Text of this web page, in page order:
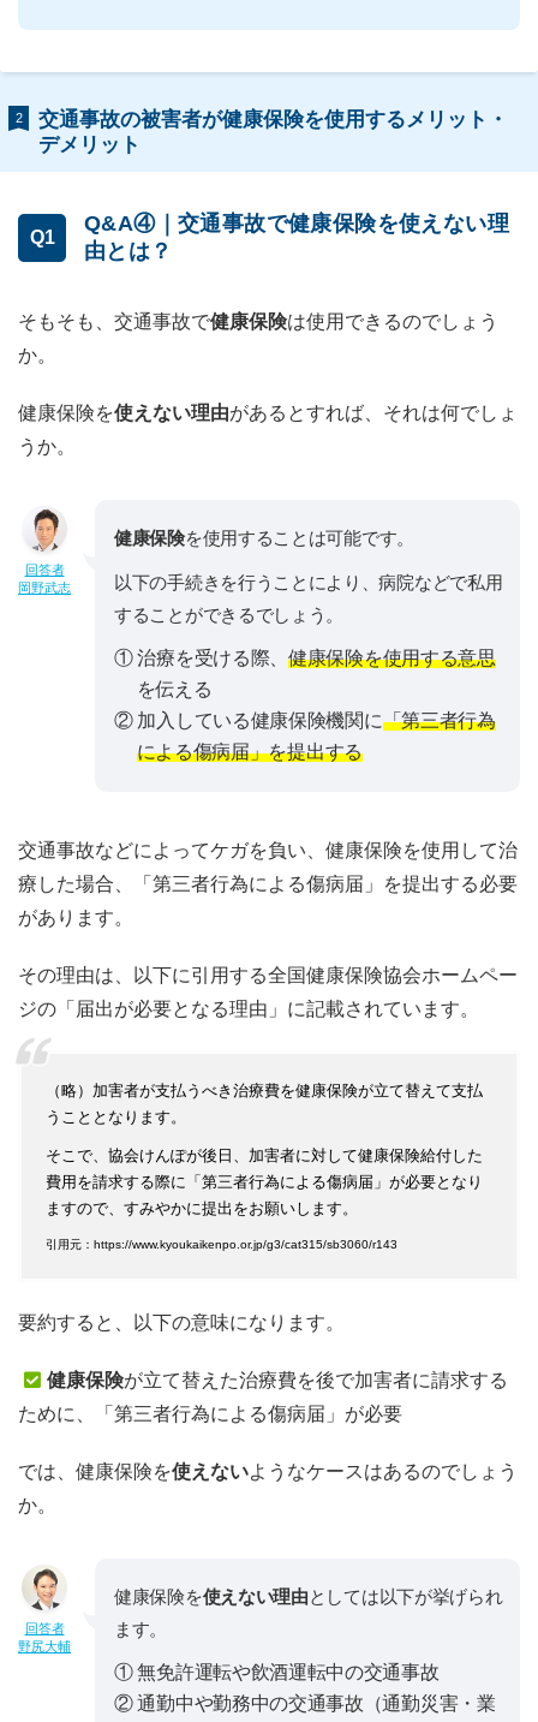
2
交通事故の被害者が健康保険を使用するメリット・
デメリット
Q1
Q&A④｜交通事故で健康保険を使えない理
由とは？
そもそも、交通事故で健康保険は使用できるのでしょう
か。
健康保険を使えない理由があるとすれば、それは何でしょ
うか。
回答者
岡野武志
健康保険を使用することは可能です。
以下の手続きを行うことにより、病院などで私用
することができるでしょう。
① 治療を受ける際、 健康保険を使用する意思
を伝える
② 加入している健康保険機関に「第三者行為
による傷病届」を提出する
交通事故などによってケガを負い、健康保険を使用して治
療した場合、「第三者行為による傷病届」を提出する必要
があります。
その理由は、以下に引用する全国健康保険協会ホームペー
ジの「届出が必要となる理由」に記載されています。
（略）加害者が支払うべき治療費を健康保険が立て替えて支払
うこととなります。
そこで、協会けんぽが後日、加害者に対して健康保険給付した
費用を請求する際に「第三者行為による傷病届」が必要となり
ますので、すみやかに提出をお願いします。
引用元：https://www.kyoukaikenpo.or.jp/g3/cat315/sb3060/r143
要約すると、以下の意味になります。
健康保険が立て替えた治療費を後で加害者に請求する
ために、「第三者行為による傷病届」が必要
では、健康保険を使えないようなケースはあるのでしょう
か。
回答者
野尻大輔
健康保険を使えない理由としては以下が挙げられ
ます。
① 無免許運転や飲酒運転中の交通事故
② 通勤中や勤務中の交通事故（通勤災害・業